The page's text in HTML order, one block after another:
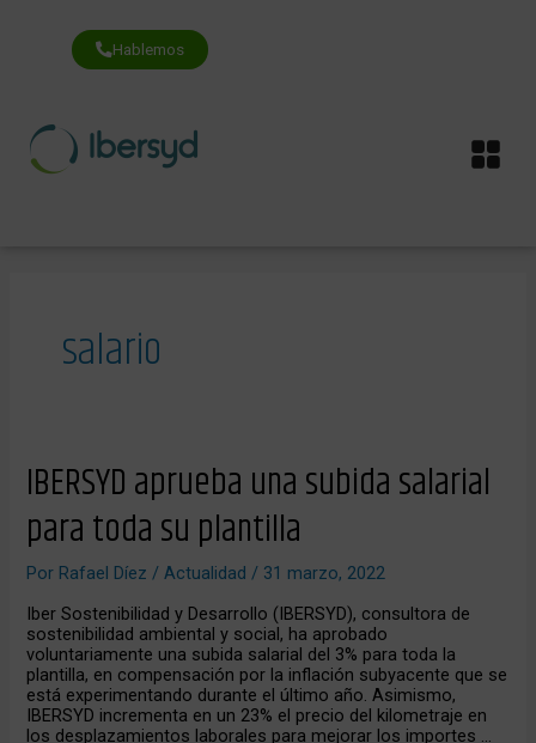
contenido
Hablemos
salario
IBERSYD aprueba una subida salarial
para toda su plantilla
Por Rafael Díez/Actualidad / 31 marzo, 2022
Iber Sostenibilidad y Desarrollo (IBERSYD), consultora de
sostenibilidad ambiental y social, ha aprobado
voluntariamente una subida salarial del 3% para toda la
plantilla, en compensación por la inflación subyacente que se
está experimentando durante el último año. Asimismo,
IBERSYD incrementa en un 23% el precio del kilometraje en
los desplazamientos laborales para mejorar los importes …
IBERSYD
aprueba
subida
salarial
para
su
plantilla